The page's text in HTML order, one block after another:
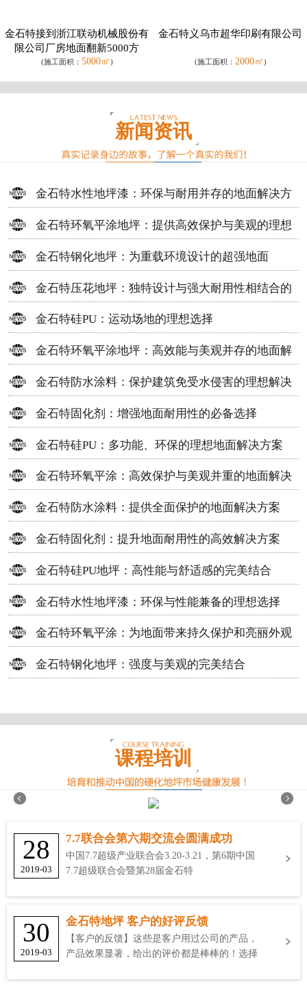
金石特接到浙江联动机械股份有
限公司厂房地面翻新5000方
(施工面积： 5000㎡)
金石特义乌市超华印刷有限公司
(施工面积： 2000㎡)
新闻资讯
金石特水性地坪漆：环保与耐用并存的地面解决方
案
金石特环氧平涂地坪：提供高效保护与美观的理想
选择
金石特钢化地坪：为重载环境设计的超强地面
金石特压花地坪：独特设计与强大耐用性相结合的
地面材料
金石特硅PU：运动场地的理想选择
金石特环氧平涂地坪：高效能与美观并存的地面解
决方案
金石特防水涂料：保护建筑免受水侵害的理想解决
方案
金石特固化剂：增强地面耐用性的必备选择
金石特硅PU：多功能、环保的理想地面解决方案
金石特环氧平涂：高效保护与美观并重的地面解决
方案
金石特防水涂料：提供全面保护的地面解决方案
金石特固化剂：提升地面耐用性的高效解决方案
金石特硅PU地坪：高性能与舒适感的完美结合
金石特水性地坪漆：环保与性能兼备的理想选择
金石特环氧平涂：为地面带来持久保护和亮丽外观
金石特钢化地坪：强度与美观的完美结合
课程培训
28
2019-03
7.7联合会第六期交流会圆满成功
中国7.7超级产业联合会3.20-3.21，第6期中国
7.7超级联合会暨第28届金石特
30
2019-03
金石特地坪 客户的好评反馈
【客户的反馈】这些是客户用过公司的产品，
产品效果显著，给出的评价都是棒棒的！选择